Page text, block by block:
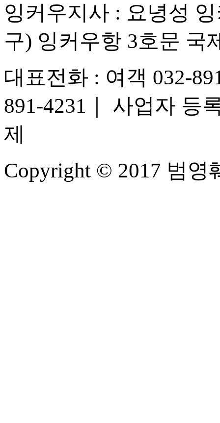
잉커우지사 : 요녕성
구) 잉커우항 3호문 국
대표전화 : 여객 032-
891-4231
사업자 등
제
Copyright © 2017 범영